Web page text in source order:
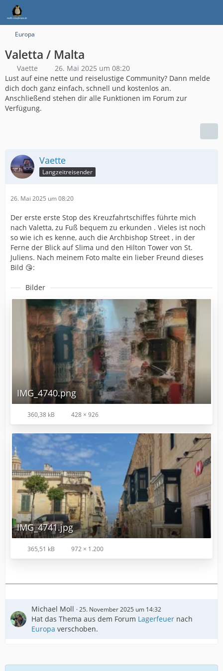
Europa
Valetta / Malta
Vaette
26. Mai 2025 um 08:20
Lust auf eine nette und reiselustige Community? Dann melde
dich doch ganz einfach, schnell und kostenlos an.
Anschließend stehen dir alle Funktionen im Forum zur
Verfügung.
Vaette
Langzeitreisender
26. Mai 2025 um 08:20
Der erste erste Stop des Kreuzfahrtschiffes führte mich
nach Valetta, zu Fuß bequem zu erkunden . Vieles ist noch
so wie ich es kenne, auch die Archbishop Street , in der
Ferne der Blick auf Slima und den Hilton Tower von St.
Juliens. Nach meinem Foto malte ein lieber Freund dieses
Bild 😘:
Bilder
IMG_4740.png
360,38 kB 428 × 926
IMG_4741.jpg
365,51 kB 972 × 1.200
Michael Moll 25. November 2025 um 14:32
Hat das Thema aus dem Forum Lagerfeuer nach
Europa verschoben.